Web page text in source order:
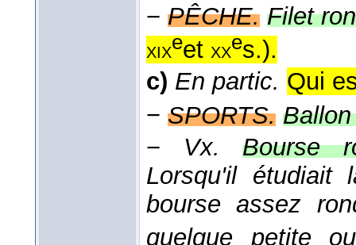
− PÊCHE. Filet
xixeet xxes.).
c) En partic. Qui
− SPORTS.
− Vx.
Bourse
Lorsqu'il étudiait
bourse assez
quelque petite